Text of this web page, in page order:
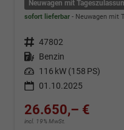
Neuwagen mit
sofort lieferbar Neuwagen mit
Fahrzeugnr. 47802
Kraftstoff Benzin
Leistung 116 kW (158 PS)
01.10.2025
26.650,– €
incl. 19% MwSt.